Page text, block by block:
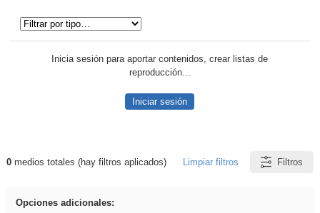
Inicia sesión para aportar contenidos, crear listas de
reproducción...
Iniciar sesión
Resultados de: rezo
0medios totales (hay filtros aplicados) Limpiar filtros Filtros
Opciones adicionales: